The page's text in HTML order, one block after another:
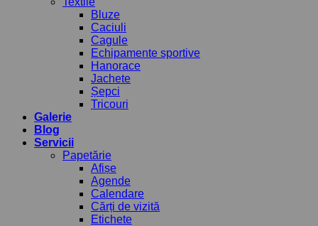
Bluze
Caciuli
Cagule
Echipamente sportive
Hanorace
Jachete
Șepci
Tricouri
Galerie
Blog
Servicii
Papetărie
Afișe
Agende
Calendare
Cărți de vizită
Etichete